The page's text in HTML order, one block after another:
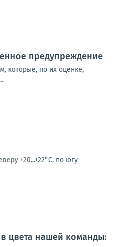
предупреждение
которые, по их оценке,
+20...+22°С, по югу
в цвета нашей команды: